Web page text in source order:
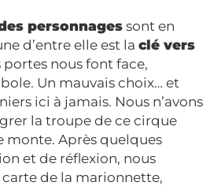
personnages sont en
d’entre elle est la clé vers
portes nous font face,
Un mauvais choix… et
ici à jamais. Nous n’avons
la troupe de ce cirque
monte. Après quelques
et de réflexion, nous
de la marionnette,